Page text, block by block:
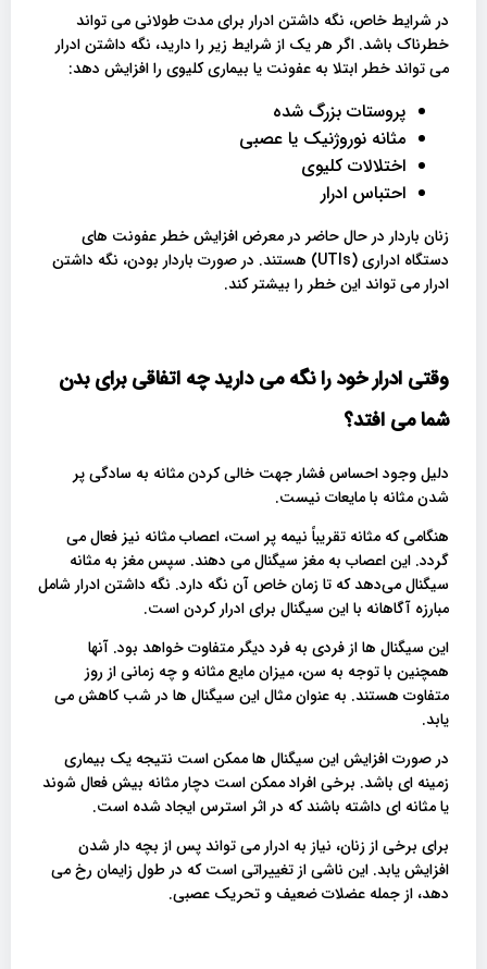
در شرایط خاص، نگه داشتن ادرار برای مدت طولانی می تواند
خطرناک باشد. اگر هر یک از شرایط زیر را دارید، نگه داشتن ادرار
می تواند خطر ابتلا به عفونت یا بیماری کلیوی را افزایش دهد:
پروستات بزرگ شده
مثانه نوروژنیک یا عصبی
اختلالات کلیوی
احتباس ادرار
زنان باردار در حال حاضر در معرض افزایش خطر عفونت های
دستگاه ادراری (UTIs) هستند. در صورت باردار بودن، نگه داشتن
ادرار می تواند این خطر را بیشتر کند.
وقتی ادرار خود را نگه می دارید چه اتفاقی برای بدن
شما می افتد؟
دلیل وجود احساس فشار جهت خالی کردن مثانه به سادگی پر
شدن مثانه با مایعات نیست.
هنگامی که مثانه تقریباً نیمه پر است، اعصاب مثانه نیز فعال می
گردد. این اعصاب به مغز سیگنال می دهند. سپس مغز به مثانه
سیگنال می‌دهد که تا زمان خاص آن نگه دارد. نگه داشتن ادرار شامل
مبارزه آگاهانه با این سیگنال برای ادرار کردن است.
این سیگنال ها از فردی به فرد دیگر متفاوت خواهد بود. آنها
همچنین با توجه به سن، میزان مایع مثانه و چه زمانی از روز
متفاوت هستند. به عنوان مثال این سیگنال ها در شب کاهش می
یابد.
در صورت افزایش این سیگنال ها ممکن است نتیجه یک بیماری
زمینه ای باشد. برخی افراد ممکن است دچار مثانه بیش فعال شوند
یا مثانه ای داشته باشند که در اثر استرس ایجاد شده است.
برای برخی از زنان، نیاز به ادرار می تواند پس از بچه دار شدن
افزایش یابد. این ناشی از تغییراتی است که در طول زایمان رخ می
دهد، از جمله عضلات ضعیف و تحریک عصبی.